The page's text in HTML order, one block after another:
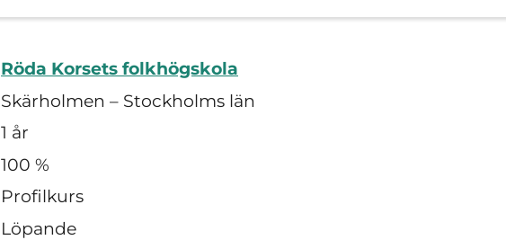
Röda Korsets folkhögskola
Skärholmen – Stockholms län
1 år
100 %
Profilkurs
Löpande